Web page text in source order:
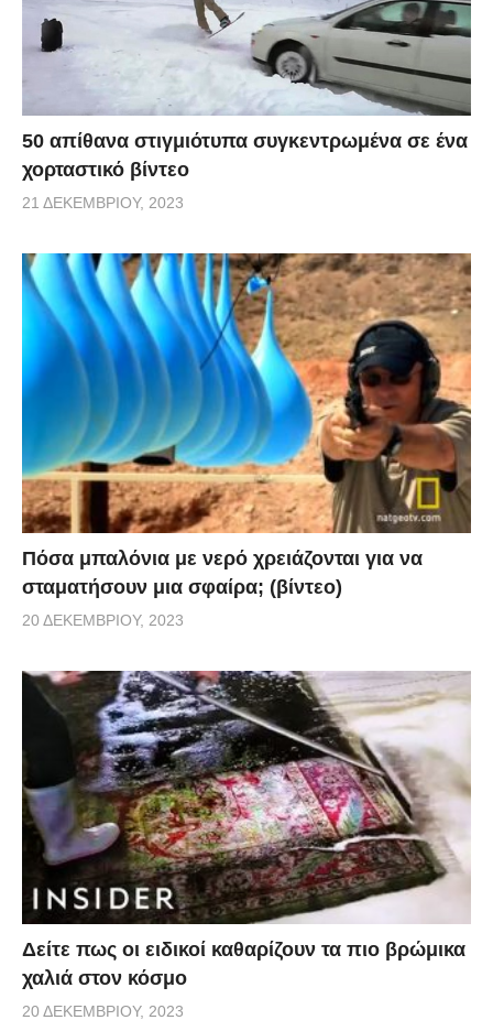
50 απίθανα στιγμιότυπα συγκεντρωμένα σε ένα
χορταστικό βίντεο
21 ΔΕΚΕΜΒΡΊΟΥ, 2023
Πόσα μπαλόνια με νερό χρειάζονται για να
σταματήσουν μια σφαίρα; (βίντεο)
20 ΔΕΚΕΜΒΡΊΟΥ, 2023
Δείτε πως οι ειδικοί καθαρίζουν τα πιο βρώμικα
χαλιά στον κόσμο
20 ΔΕΚΕΜΒΡΊΟΥ, 2023